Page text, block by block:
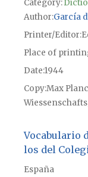
Category:
Author García
Printer/Editor
Place of
Date1944
CopyMax
Vocabulario
los del
España